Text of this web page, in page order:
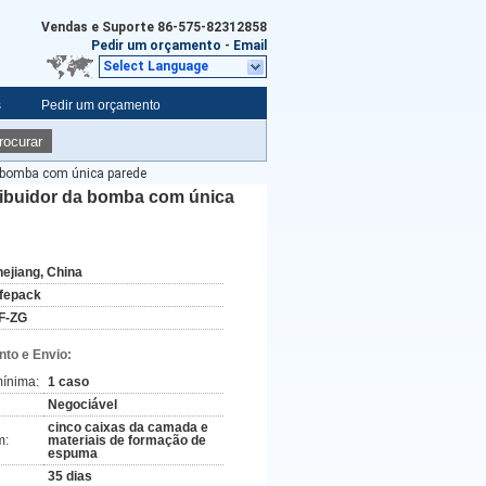
Vendas e Suporte 86-575-82312858
Pedir um orçamento - Email
Select Language
Pedir um orçamento
com única parede
da bomba com única
China
ZG
e Envio:
1 caso
Negociável
cinco caixas da camada e
materiais de formação de
espuma
35 dias